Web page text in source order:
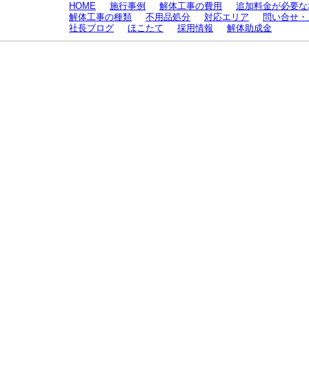
HOME 施行事例 解体工事の費用
追加料金が必要
解体工事の種類
不用品処分 対応エリア
問い合せ
社長ブログ
ほこたて 採用情報 解体助成金